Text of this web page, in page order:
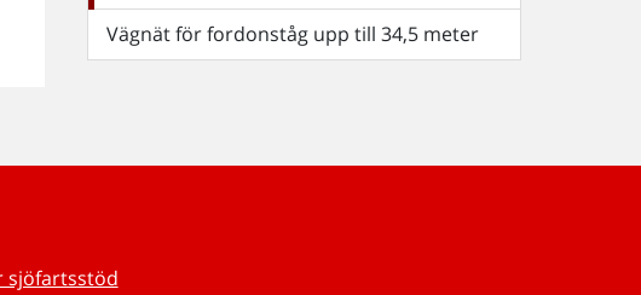
Vägnät för fordonståg upp till 34,5 meter
sjöfartsstöd